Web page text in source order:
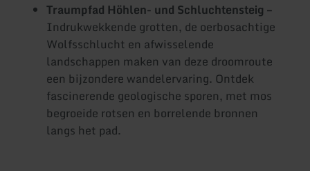
Traumpfad Höhlen- und Schluchtensteig –
Indrukwekkende grotten, de oerbosachtige
Wolfsschlucht en afwisselende
landschappen maken van deze droomroute
een bijzondere wandelervaring. Ontdek
fascinerende geologische sporen, met mos
begroeide rotsen en borrelende bronnen
langs het pad.